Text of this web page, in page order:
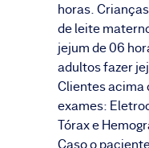
horas.
de leite
jejum de 06
adultos fazer
Clientes acima
exames:
Tórax e
Caso o